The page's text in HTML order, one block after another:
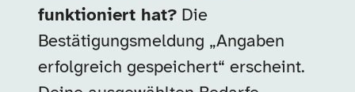
funktioniert hat? Die
Bestätigungsmeldung „Angaben
erfolgreich gespeichert“ erscheint.